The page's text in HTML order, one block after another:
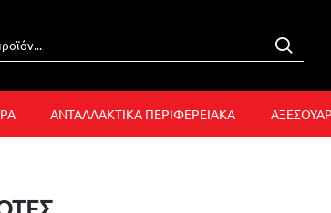
ΑΝΤΑΛΛΑΚΤΙΚΑ ΠΕΡΙΦΕΡΕΙΑΚΑ ΑΞΕΣΟΥΑΡ